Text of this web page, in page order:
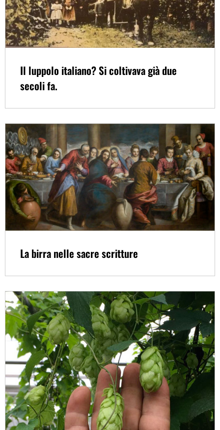
Il luppolo italiano? Si coltivava già due
secoli fa.
La birra nelle sacre scritture